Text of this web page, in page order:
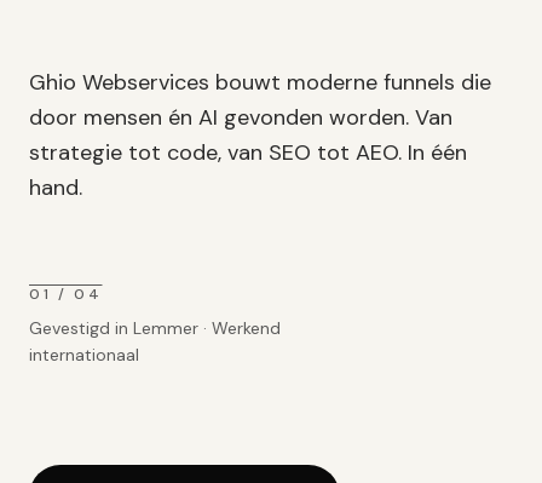
Ghio Webservices bouwt moderne funnels die
door mensen én AI gevonden worden. Van
strategie tot code, van SEO tot AEO. In één
hand.
01 / 04
Gevestigd in Lemmer · Werkend
internationaal